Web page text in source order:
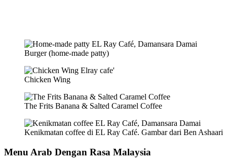
Burger (home-made patty)
Chicken Wing
The Frits Banana & Salted Caramel Coffee
Kenikmatan coffee di EL Ray Café. Gambar dari Ben Ashaari
Menu Arab Dengan Rasa Malaysia